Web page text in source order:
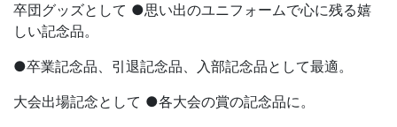
卒団グッズとして ●思い出のユニフォームで心に残る嬉
しい記念品。
●卒業記念品、引退記念品、入部記念品として最適。
大会出場記念として ●各大会の賞の記念品に。